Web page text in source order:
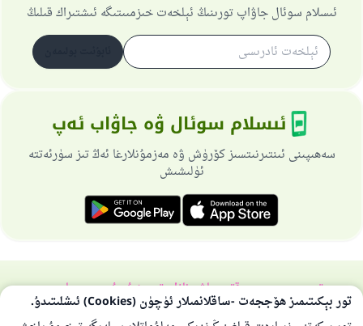
ئىسلام سوئال جاۋاپ تورىنىڭ ئېلخەت خىزمىىتىگە ئىشتىراك قىلىڭ
ئىسلام سوئال ۋە جاۋاب ئەپ
سەھىپىنى ئىنتىرنىتسىز كۆرۈش ۋە مەزمۇنلارغا ئەڭ تىز سۈرئەتتە
ئۈلىشىش
تورسەھىپىسى ھەققىدەباش نازارەتچىخۇسۇسىي سىياسەت
بارلىق ھوقۇق ئىسلام سوئال-جاۋاپ تورىغا مەنسۇپتۇر 1997-2025 ©
تور بېكىتىمىز ھۆججەت -ساقلانمىلار ئۈچۈن (Cookies) ئىشلىتىدۇ.